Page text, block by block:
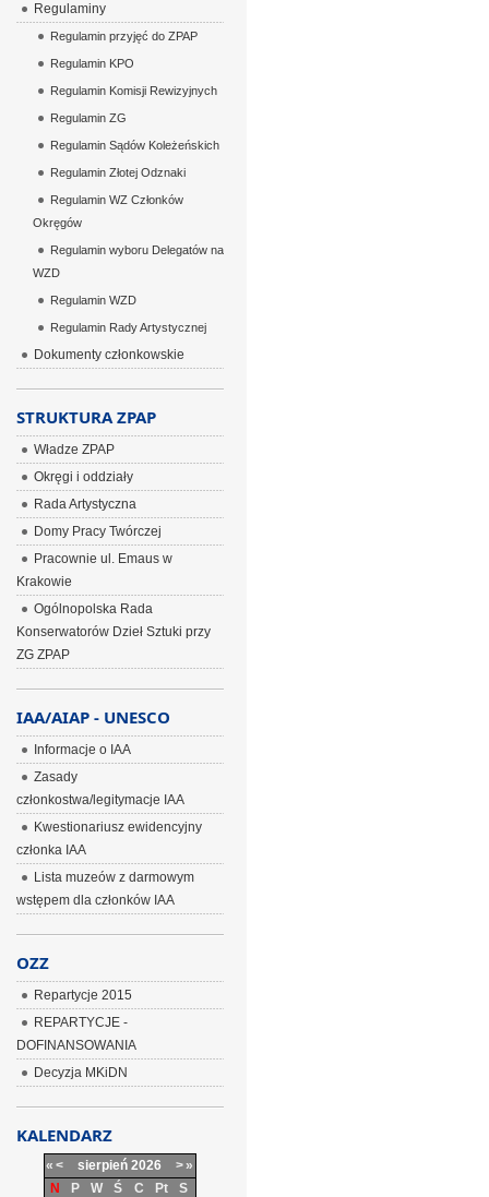
Regulaminy
Regulamin przyjęć do ZPAP
Regulamin KPO
Regulamin Komisji Rewizyjnych
Regulamin ZG
Regulamin Sądów Koleżeńskich
Regulamin Złotej Odznaki
Regulamin WZ Członków
Okręgów
Regulamin wyboru Delegatów na
WZD
Regulamin WZD
Regulamin Rady Artystycznej
Dokumenty członkowskie
STRUKTURA ZPAP
Władze ZPAP
Okręgi i oddziały
Rada Artystyczna
Domy Pracy Twórczej
Pracownie ul. Emaus w
Krakowie
Ogólnopolska Rada
Konserwatorów Dzieł Sztuki przy
ZG ZPAP
IAA/AIAP - UNESCO
Informacje o IAA
Zasady
członkostwa/legitymacje IAA
Kwestionariusz ewidencyjny
członka IAA
Lista muzeów z darmowym
wstępem dla członków IAA
OZZ
Repartycje 2015
REPARTYCJE -
DOFINANSOWANIA
Decyzja MKiDN
KALENDARZ
« < sierpień 2026 >»
N
P W Ś C Pt
S